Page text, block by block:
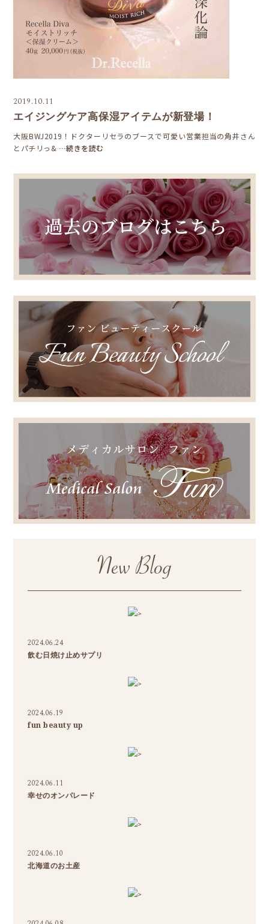
2019.10.11
エイジングケア高保湿アイテムが新登場！
大阪BWJ2019！ドクターリセラのブースで可愛い営業担当の角井さん
とパチリっ& …続きを読む
>
2024.06.24
飲む日焼け止めサプリ
>
2024.06.19
fun beauty up
>
2024.06.11
幸せのオンパレード
>
2024.06.10
北海道のお土産
>